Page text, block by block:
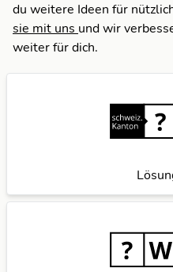
du weitere Ideen für
sie mit uns und wir
weiter für dich.